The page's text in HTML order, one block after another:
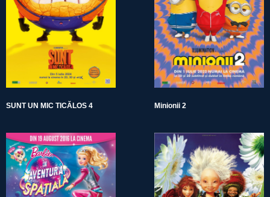
SUNT UN MIC TICĂLOS 4 Minionii 2